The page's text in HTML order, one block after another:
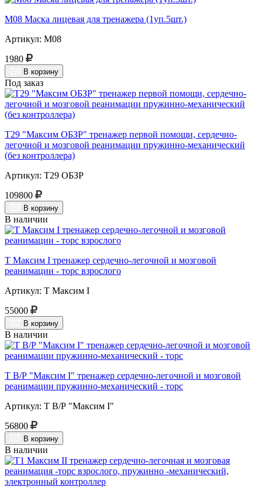
М08 Маска лицевая для тренажера (1уп.5шт.)
Артикул: М08
1980
В корзину
Под заказ
Т29 "Максим ОБЗР" тренажер первой помощи, сердечно-
легочной и мозговой реанимации пружинно-механический
(без контроллера)
Артикул: Т29 ОБЗР
109800
В корзину
В наличии
Т Максим I тренажер сердечно-легочной и мозговой
реанимации - торс взрослого
Артикул: Т Максим I
55000
В корзину
В наличии
Т В/Р "Максим I" тренажер сердечно-легочной и мозговой
реанимации пружинно-механический - торс
Артикул: Т В/Р "Максим I"
56800
В корзину
В наличии